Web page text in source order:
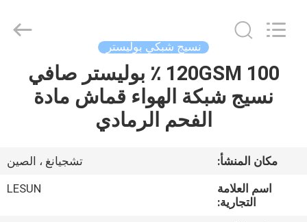
الصفحة
الرئيسية
معلومات
Technology
CO.,LTD.
نسيج شبكي بوليستر
120GSM 100 ٪ بوليستر صافي
نسيج شبكة الهواء قماش مادة
الفحم الرمادي
مكان المنشأ:
تشجيانغ ، الصين
اسم العلامة
التجارية:
LESUN